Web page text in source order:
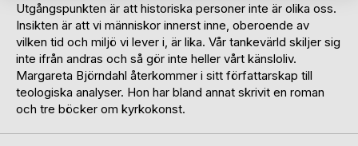
Utgångspunkten är att historiska personer inte är olika oss.
Insikten är att vi människor innerst inne, oberoende av
vilken tid och miljö vi lever i, är lika. Vår tankevärld skiljer sig
inte ifrån andras och så gör inte heller vårt känsloliv.
Margareta Björndahl återkommer i sitt författarskap till
teologiska analyser. Hon har bland annat skrivit en roman
och tre böcker om kyrkokonst.